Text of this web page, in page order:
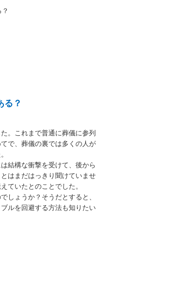
る？
。これまで普通に葬儀に参列
で、葬儀の裏では多くの人が
結構な衝撃を受けて、後から
はまだはっきり聞けていませ
ていたとのことでした。
しょうか？そうだとすると、
ルを回避する方法も知りたい